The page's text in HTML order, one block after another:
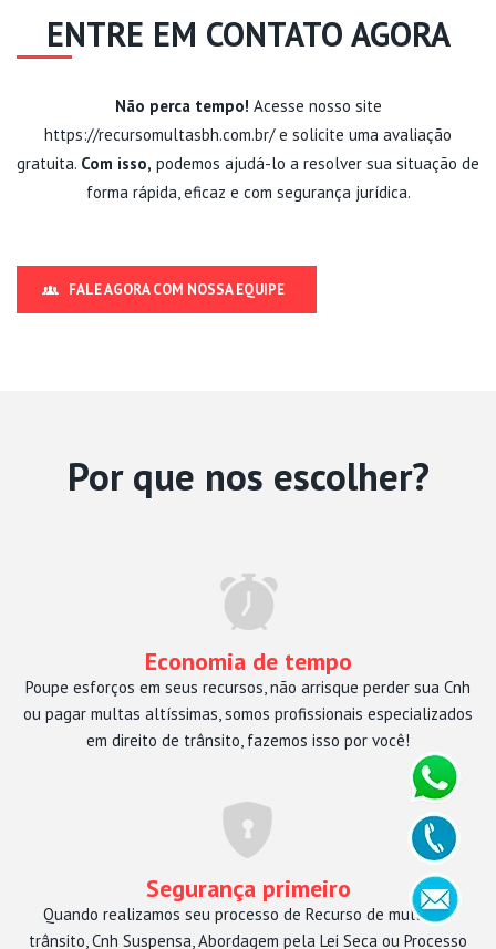
ENTRE EM CONTATO AGORA
Não perca tempo! Acesse nosso site
https://recursomultasbh.com.br/e solicite uma avaliação
gratuita. Com isso, podemos ajudá-lo a resolver sua situação de
forma rápida, eficaz e com segurança jurídica.
FALE AGORA COM NOSSA EQUIPE
Por que nos escolher?
Economia de tempo
Poupe esforços em seus recursos, não arrisque perder sua Cnh
ou pagar multas altíssimas, somos profissionais especializados
em direito de trânsito, fazemos isso por você!
Segurança primeiro
Quando realizamos seu processo de Recurso de multa de
trânsito, Cnh Suspensa, Abordagem pela Lei Seca ou Processo